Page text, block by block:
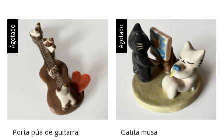
Agotado
Porta púa de guitarra
Agotado
Gatita musa